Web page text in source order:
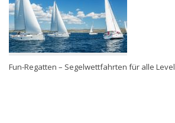
Fun-Regatten – Segelwettfahrten für alle Level